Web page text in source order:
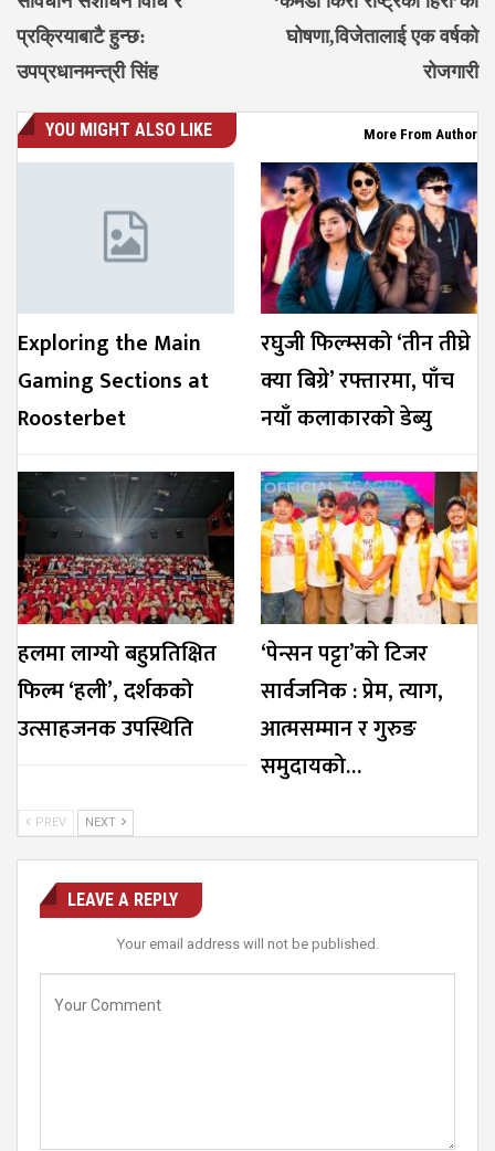
प्रक्रियाबाटै हुन्छ:
उपप्रधानमन्त्री सिंह
घोषणा,विजेतालाई एक वर्षको
रोजगारी
YOU MIGHT ALSO LIKE More From Author
Exploring the Main
Gaming Sections at
Roosterbet
रघुजी फिल्म्सको ‘तीन तीघ्रे
क्या बिग्रे’ रफ्तारमा, पाँच
नयाँ कलाकारको डेब्यु
हलमा लाग्यो बहुप्रतिक्षित
फिल्म ‘हली’, दर्शकको
उत्साहजनक उपस्थिति
‘पेन्सन पट्टा’को टिजर
सार्वजनिक : प्रेम, त्याग,
आत्मसम्मान र गुरुङ
समुदायको…
PREV NEXT
LEAVE A REPLY
Your email address will not be published.